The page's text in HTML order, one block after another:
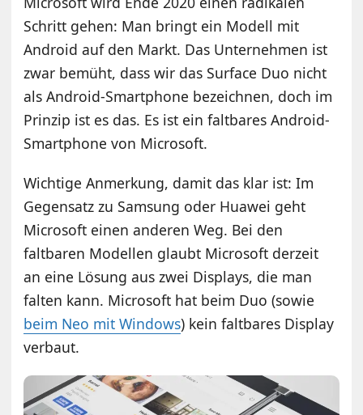
Schritt gehen: Man bringt ein Modell mit
Android auf den Markt. Das Unternehmen ist
zwar bemüht, dass wir das Surface Duo nicht
als Android-Smartphone bezeichnen, doch im
Prinzip ist es das. Es ist ein faltbares Android-
Smartphone von Microsoft.
Wichtige Anmerkung, damit das klar ist: Im
Gegensatz zu Samsung oder Huawei geht
Microsoft einen anderen Weg. Bei den
faltbaren Modellen glaubt Microsoft derzeit
an eine Lösung aus zwei Displays, die man
falten kann. Microsoft hat beim Duo (sowie
beim Neo mit Windows) kein faltbares Display
verbaut.